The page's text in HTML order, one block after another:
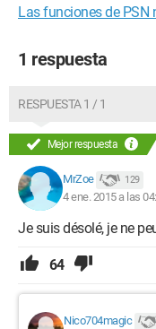
Las funciones de PSN
1 respuesta
RESPUESTA 1 / 1
Mejor respuesta
MrZoe 129
4 ene. 2015 a las
Je suis désolé, je ne
64
Nico704magic